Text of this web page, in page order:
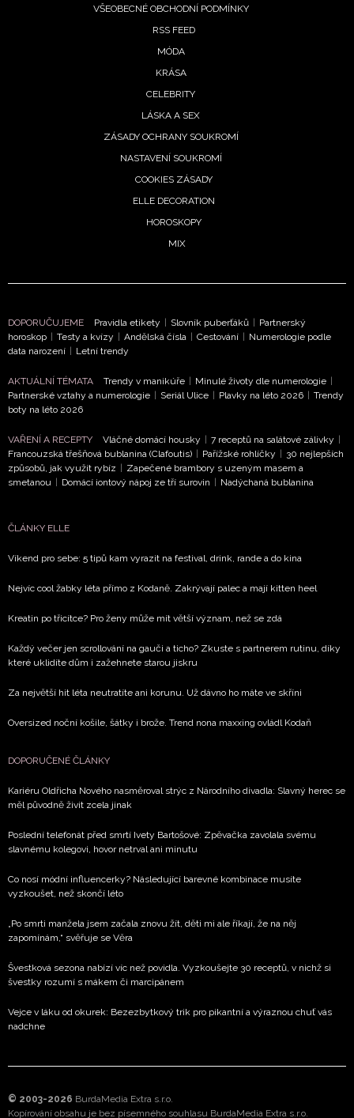
NEWSLETTER
ODESLAT
Přihlášením k newsletteru souhlasíte sObchodními
potvrzujete, že jste se seznámili se
Vašimi údaji pracovat zejména k organizaci a
informace od našich partnerů? Pokud souhlasíte se
zpracováním údajů k tomuto účelu podle
soukromí BurdaMedia Extra s.r.o.
VŠEOBECNÉ OBCHODNÍ PODMÍNKY
RSS FEED
MÓDA
KRÁSA
CELEBRITY
LÁSKA A SEX
ZÁSADY OCHRANY SOUKROMÍ
NASTAVENÍ SOUKROMÍ
COOKIES ZÁSADY
ELLE DECORATION
HOROSKOPY
MIX
DOPORUČUJEME Pravidla etikety Slovník puberťáků
Partnerský
horoskop
Testy a kvízy Andělská čísla Cestování
Numerologie podle
data narození
Letní trendy
AKTUÁLNÍ TÉMATA Trendy v manikúře Minulé životy dle numerologie
Partnerské vztahy a numerologie
Seriál Ulice Plavky na léto 2026
Trendy
boty na léto 2026
VAŘENÍ A RECEPTY Vláčné domácí housky 7 receptů na salátové zálivky
Francouzská třešňová bublanina (Clafoutis)
Pařížské rohlíčky
30 nejlepších
způsobů, jak využít rybíz
Zapečené brambory s uzeným masem a
smetanou
Domácí iontový nápoj ze tří surovin Nadýchaná bublanina
ČLÁNKY ELLE
Víkend pro sebe: 5 tipů kam vyrazit na festival, drink, rande a do kina
Nejvíc cool žabky léta přímo z Kodaně. Zakrývají palec a mají kitten heel
Kreatin po třicítce? Pro ženy může mít větší význam, než se zdá
Každý večer jen scrollování na gauči a ticho? Zkuste s partnerem rutinu, díky
které uklidíte dům i zažehnete starou jiskru
Za největší hit léta neutratíte ani korunu. Už dávno ho máte ve skříni
Oversized noční košile, šátky i brože. Trend nona maxxing ovládl Kodaň
DOPORUČENÉ ČLÁNKY
Kariéru Oldřicha Nového nasměroval strýc z Národního divadla: Slavný herec se
měl původně živit zcela jinak
Poslední telefonát před smrtí Ivety Bartošové: Zpěvačka zavolala svému
slavnému kolegovi, hovor netrval ani minutu
Co nosí módní influencerky? Následující barevné kombinace musíte
vyzkoušet, než skončí léto
„Po smrti manžela jsem začala znovu žít, děti mi ale říkají, že na něj
zapomínám,“ svěřuje se Věra
Švestková sezona nabízí víc než povidla. Vyzkoušejte 30 receptů, v nichž si
švestky rozumí s mákem či marcipánem
Vejce v láku od okurek: Bezezbytkový trik pro pikantní a výraznou chuť vás
nadchne
© 2003-2026 BurdaMedia Extra s.r.o.
Kopírování obsahu je bez písemného souhlasu BurdaMedia Extra s.r.o.